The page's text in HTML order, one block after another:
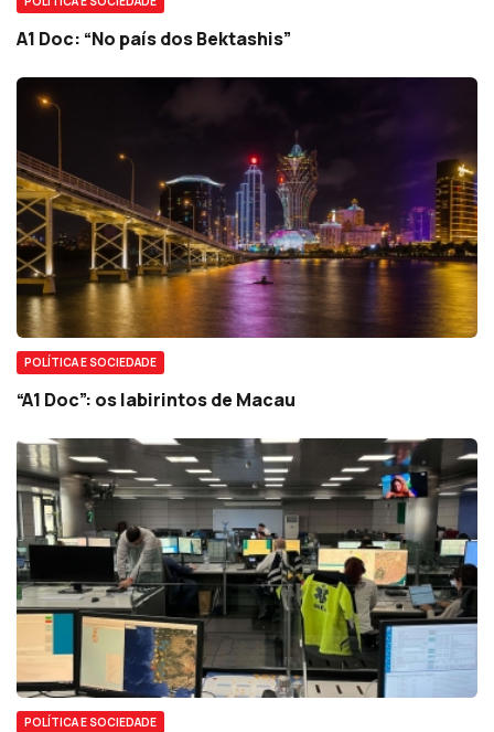
A1 Doc: “No país dos Bektashis”
POLÍTICA E SOCIEDADE
“A1 Doc”: os labirintos de Macau
POLÍTICA E SOCIEDADE